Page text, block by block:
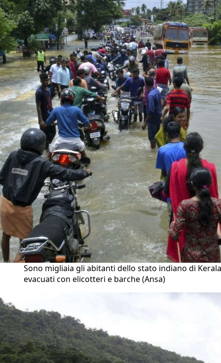
Sono migliaia gli abitanti dello stato indiano di Kerala
evacuati con elicotteri e barche (Ansa)